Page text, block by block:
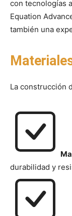
con tecnologías
Equation
también una
La construcción
durabilidad y